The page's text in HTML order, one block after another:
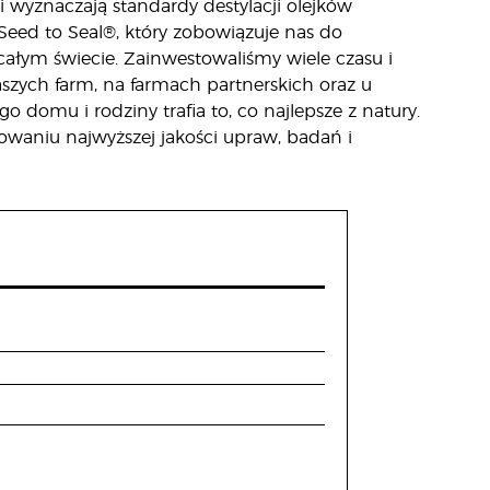
standardy destylacji olejków
to Seal®, który zobowiązuje nas do
świecie. Zainwestowaliśmy wiele czasu i
farm, na farmach partnerskich oraz u
domu i rodziny trafia to, co najlepsze z natury.
najwyższej jakości upraw, badań i